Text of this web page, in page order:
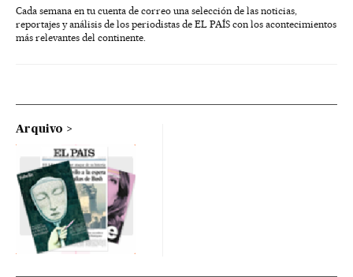
Cada semana en tu cuenta de correo una selección de las noticias,
reportajes y análisis de los periodistas de EL PAÍS con los acontecimientos
más relevantes del continente.
Arquivo